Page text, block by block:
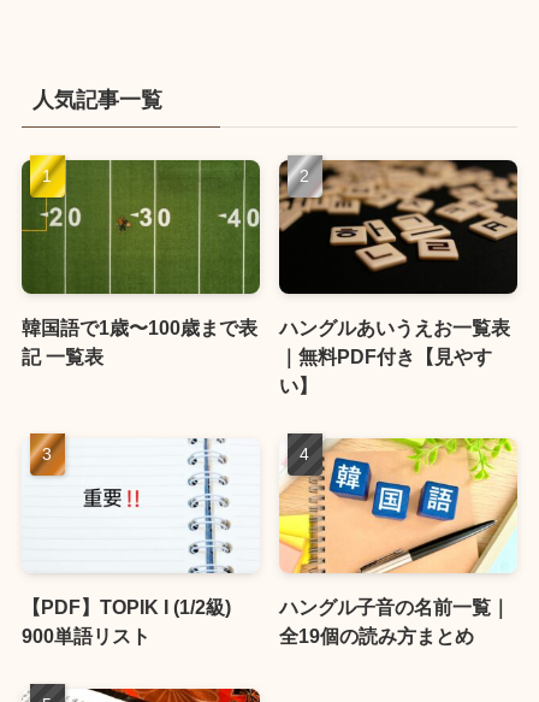
人気記事一覧
韓国語で1歳〜100歳まで表
記 一覧表
ハングルあいうえお一覧表
｜無料PDF付き【見やす
い】
【PDF】TOPIK I (1/2級)
900単語リスト
ハングル子音の名前一覧｜
全19個の読み方まとめ